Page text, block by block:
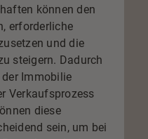
können den
erforderliche
und die
steigern. Dadurch
Immobilie
Verkaufsprozess
diese
sein, um bei